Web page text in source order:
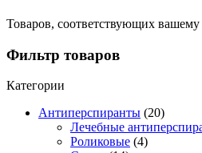
Товаров, соответствующих вашему
Фильтр товаров
Категории
Антиперспиранты (20)
Лечебные
Роликовые (4)